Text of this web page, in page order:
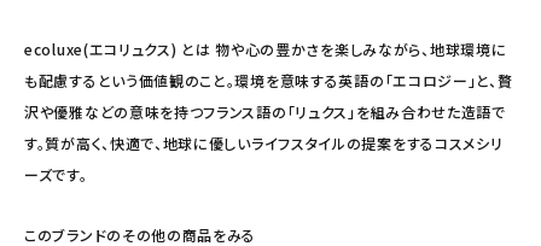
ecoluxe(エコリュクス) とは 物や心の豊かさを楽しみながら、地球環境に
も配慮するという価値観のこと。環境を意味する英語の「エコロジー」と、贅
沢や優雅などの意味を持つフランス語の「リュクス」を組み合わせた造語で
す。質が高く、快適で、地球に優しいライフスタイルの提案をするコスメシリ
ーズです。
このブランドのその他の商品をみる